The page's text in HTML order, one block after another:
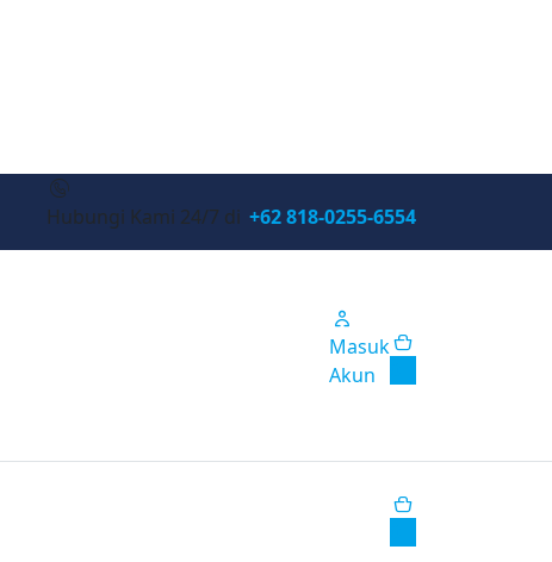
Hubungi Kami 24/7 di +62 818-0255-6554
Masuk
Akun